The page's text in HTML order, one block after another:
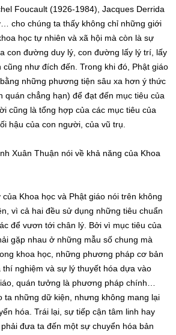
Foucault (1926-1984), Jacques Derrida
cho chúng ta thấy không chỉ những giới
học tự nhiên và xã hội mà còn là sự
con đường duy lý, con đường lấy lý trí, lấy
như đích đến. Trong khi đó, Phật giáo
những phương tiện sâu xa hơn ý thức
quán chẳng hạn) để đạt đến mục tiêu của
cũng là tổng hợp của các mục tiêu của
hậu của con người, của vũ trụ.
Xuân Thuận nói về khả năng của Khoa
Khoa học và Phật giáo nói trên không
vì cả hai đều sử dụng những tiêu chuẩn
để vươn tới chân lý. Bởi vì mục tiêu của
gặp nhau ở những mẫu số chung mà
khoa học, những phương pháp cơ bản
nghiệm và sự lý thuyết hóa dựa vào
quán tưởng là phương pháp chính…
ta những dữ kiện, nhưng không mang lại
hóa. Trái lại, sự tiếp cận tâm linh hay
đưa ta đến một sự chuyển hóa bản